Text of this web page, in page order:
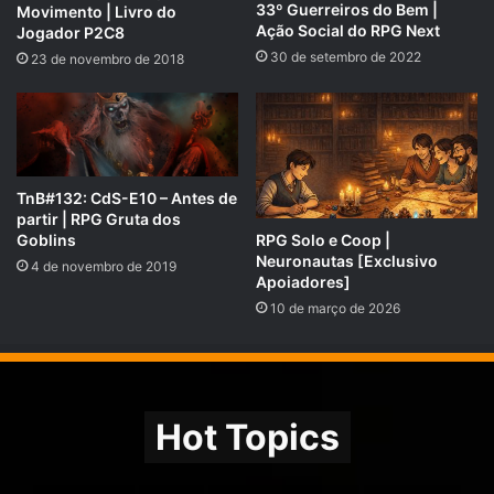
esqueça de compartilhar!
Nossa Campanha do
PADRIM:https://www.padrim.com.br/rpgnext
FacebookRpgNextPage
Grupo do Facebook
RPGNext Group
Twitter@RPG_Next
Vote noiTunes do Tarrasque na Botae noiTunes do
Movimento | Livro do
Jogador P2C8
23 de novembro de 2018
33º Guerreiros do Bem |
Ação Social do RPG Next
30 de setembro de 2022
TnB#132: CdS-E10 – Antes de
partir | RPG Gruta dos
Goblins
4 de novembro de 2019
RPG Solo e Coop |
Neuronautas [Exclusivo
Apoiadores]
10 de março de 2026
Hot Topics